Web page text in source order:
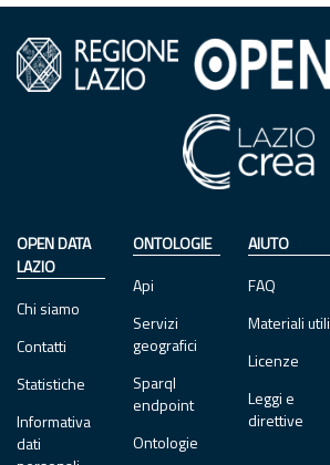
OPEN DATA
LAZIO
Chi siamo
Contatti
Statistiche
Informativa
dati
ONTOLOGIE
Api
Servizi
geografici
Sparql
endpoint
Ontologie
AIUTO
FAQ
Materiali utili
Licenze
Leggi e
direttive